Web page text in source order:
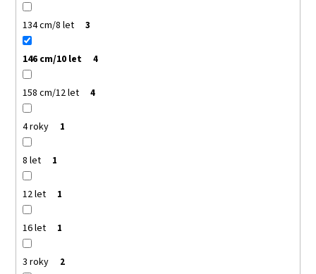
134 cm/8 let 3
146 cm/10 let 4
158 cm/12 let 4
4 roky 1
8 let 1
12 let 1
16 let 1
3 roky 2